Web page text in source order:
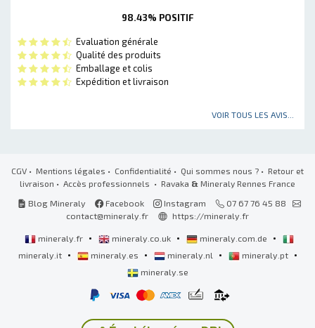
98.43% POSITIF
Evaluation générale
Qualité des produits
Emballage et colis
Expédition et livraison
VOIR TOUS LES AVIS...
CGV • Mentions légales • Confidentialité • Qui sommes nous ? • Retour et
livraison • Accès professionnels • Ravaka & Mineraly Rennes France
Blog Mineraly
Facebook Instagram
07 67 76 45 88
contact@mineraly.fr
https://mineraly.fr
mineraly.fr • mineraly.co.uk • mineraly.com.de •
mineraly.it • mineraly.es • mineraly.nl • mineraly.pt •
mineraly.se